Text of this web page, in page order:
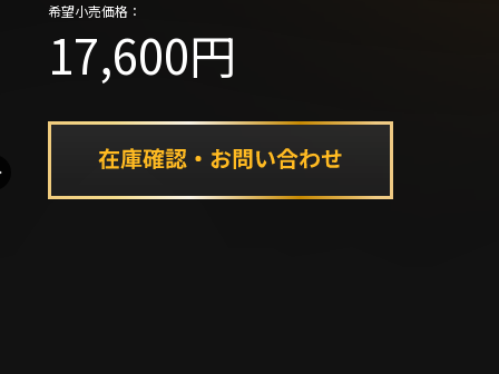
希望小売価格：
17,600円